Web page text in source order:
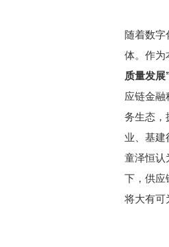
随着数
体。作为
质量发展
应链金融
务生态，
业、基建
童泽恒认
下，供应
将大有可